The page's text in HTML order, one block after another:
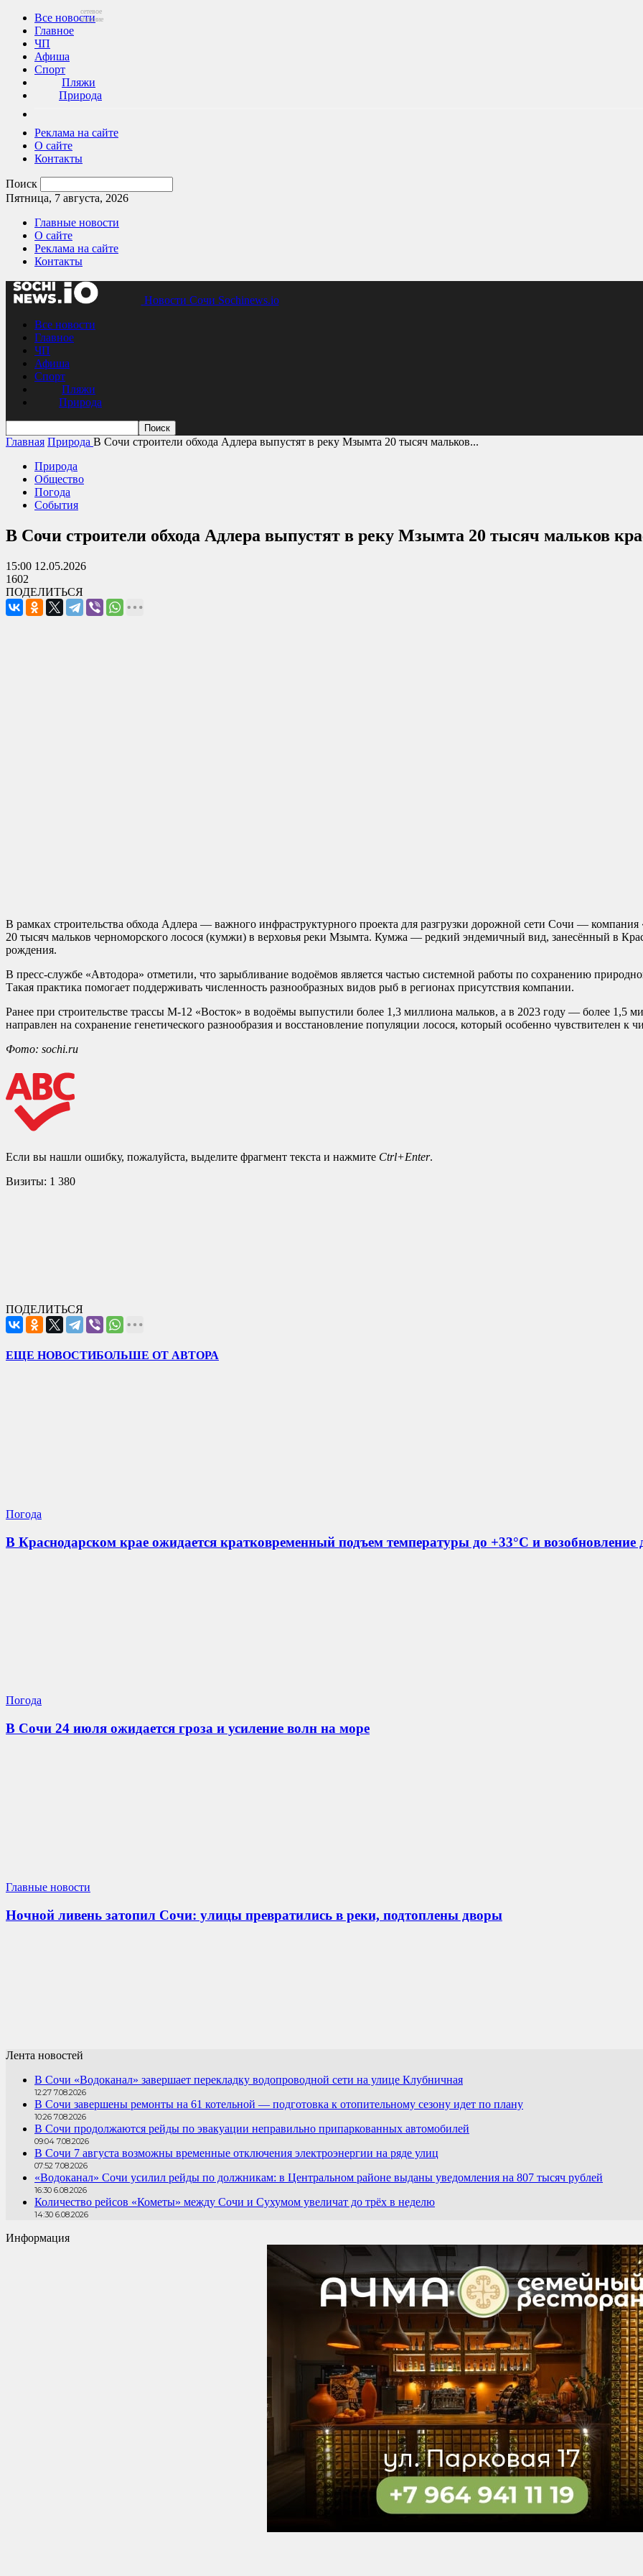
Все новости
Главное
ЧП
Афиша
Спорт
Пляжи
Природа
Реклама на сайте
О сайте
Контакты
Поиск
Пятница, 7 августа, 2026
Главные новости
О сайте
Реклама на сайте
Контакты
Новости Сочи Sochinews.io
сетевое
издание
Все новости
Главное
ЧП
Афиша
Спорт
Пляжи
Природа
Главная Природа В Сочи строители обхода Адлера выпустят в реку Мзымта 20 тысяч мальков...
Природа
Общество
Погода
События
В Сочи строители обхода Адлера выпустят в реку Мзымта 20 тысяч мальков
15:00 12.05.2026
1602
ПОДЕЛИТЬСЯ
В рамках строительства обхода Адлера — важного инфраструктурного проекта для разгрузки дорожной сети Сочи —
20 тысяч мальков черноморского лосося (кумжи) в верховья реки Мзымта. Кумжа — редкий эндемичный вид, занесённый в
рождения.
В пресс-службе «Автодора» отметили, что зарыбливание водоёмов является частью системной работы по сохранению
Такая практика помогает поддерживать численность разнообразных видов рыб в регионах присутствия компании.
Ранее при строительстве трассы М-12 «Восток» в водоёмы выпустили более 1,3 миллиона мальков, а в 2023 году — более
направлен на сохранение генетического разнообразия и восстановление популяции лосося, который особенно чувствителен к
Фото: sochi.ru
Если вы нашли ошибку, пожалуйста, выделите фрагмент текста и нажмите Ctrl+Enter.
Визиты: 1 380
ПОДЕЛИТЬСЯ
ЕЩЕ НОВОСТИБОЛЬШЕ ОТ АВТОРА
Погода
В Краснодарском крае ожидается кратковременный подъем температуры до +33°C и возобновление
Погода
В Сочи 24 июля ожидается гроза и усиление волн на море
Главные новости
Ночной ливень затопил Сочи: улицы превратились в реки, подтоплены дворы
Лента новостей
В Сочи «Водоканал» завершает перекладку водопроводной сети на улице Клубничная
12:27 7.08.2026
В Сочи завершены ремонты на 61 котельной — подготовка к отопительному сезону идет по плану
10:26 7.08.2026
В Сочи продолжаются рейды по эвакуации неправильно припаркованных автомобилей
09:04 7.08.2026
В Сочи 7 августа возможны временные отключения электроэнергии на ряде улиц
07:52 7.08.2026
«Водоканал» Сочи усилил рейды по должникам: в Центральном районе выданы уведомления на 807 тысяч рублей
16:30 6.08.2026
Количество рейсов «Кометы» между Сочи и Сухумом увеличат до трёх в неделю
14:30 6.08.2026
Информация